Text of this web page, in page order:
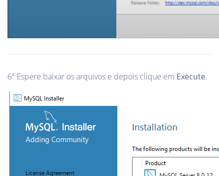
6º Espere baixar os arquivos e depois clique em Execute.